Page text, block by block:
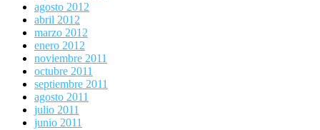
agosto 2012
abril 2012
marzo 2012
enero 2012
noviembre 2011
octubre 2011
septiembre 2011
agosto 2011
julio 2011
junio 2011